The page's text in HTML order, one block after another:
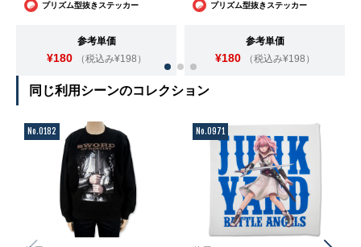
プリズム型抜きステッカー
参考単価
¥180 （税込み¥198）
プリズム型抜きステッカー
参考単価
¥180 （税込み¥198）
同じ利用シーンのコレクション
No.0182 No.0971